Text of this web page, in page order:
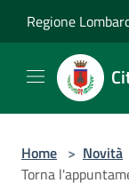
Regione
Home > Novità
Torna